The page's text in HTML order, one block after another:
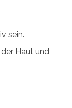
sein.
Haut und